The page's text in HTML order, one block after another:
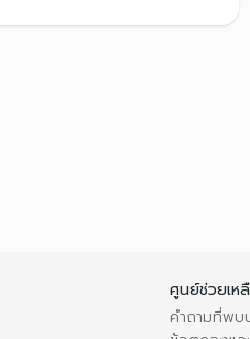
ศูนย์ช่วยเห
คำถามที่พบ